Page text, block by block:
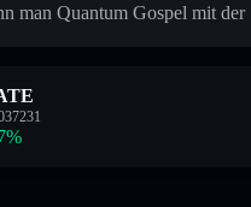
man Quantum Gospel mit
%